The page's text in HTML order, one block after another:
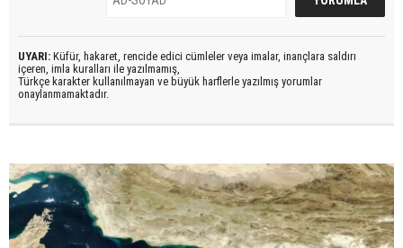
UYARI: Küfür, hakaret, rencide edici cümleler veya imalar, inançlara saldırı
içeren, imla kuralları ile yazılmamış,
Türkçe karakter kullanılmayan ve büyük harflerle yazılmış yorumlar
onaylanmamaktadır.